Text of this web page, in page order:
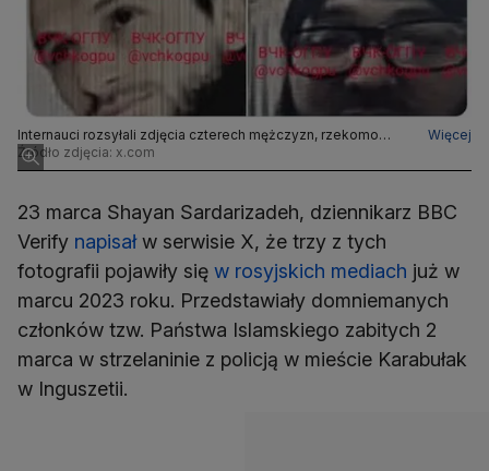
Internauci rozsyłali zdjęcia czterech mężczyzn, rzekomo
podejrzewanych o udział w zamachu
Więcej
Źródło zdjęcia: x.com
23 marca Shayan Sardarizadeh, dziennikarz BBC
Verify napisałw serwisie X, że trzy z tych
fotografii pojawiły się w rosyjskich mediach już w
marcu 2023 roku. Przedstawiały domniemanych
członków tzw. Państwa Islamskiego zabitych 2
marca w strzelaninie z policją w mieście Karabułak
w Inguszetii.